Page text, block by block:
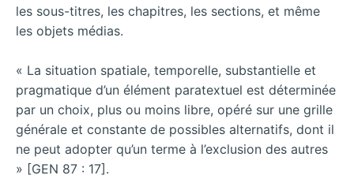
les sous-titres, les chapitres, les sections, et même
les objets médias.
« La situation spatiale, temporelle, substantielle et
pragmatique d’un élément paratextuel est déterminée
par un choix, plus ou moins libre, opéré sur une grille
générale et constante de possibles alternatifs, dont il
ne peut adopter qu’un terme à l’exclusion des autres
» [GEN 87 : 17].